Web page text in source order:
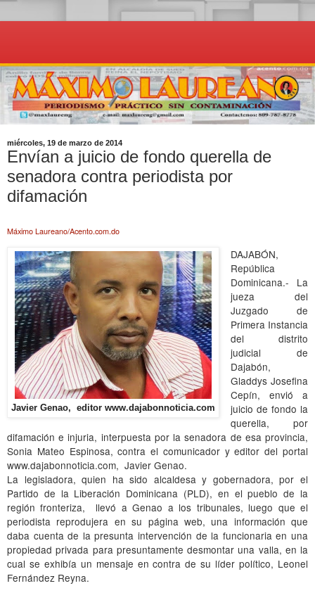
miércoles, 19 de marzo de 2014
Envían a juicio de fondo querella de
senadora contra periodista por
difamación
Máximo Laureano/Acento.com.do
Javier Genao, editor www.dajabonnoticia.com
DAJABÓN,
República
Dominicana.- La
jueza del
Juzgado de
Primera Instancia
del distrito
judicial de
Dajabón,
Gladdys Josefina
Cepín, envió a
juicio de fondo la
querella, por
difamación e injuria, interpuesta por la senadora de esa provincia,
Sonia Mateo Espinosa, contra el comunicador y editor del portal
www.dajabonnoticia.com, Javier Genao.
La legisladora, quien ha sido alcaldesa y gobernadora, por el
Partido de la Liberación Dominicana (PLD), en el pueblo de la
región fronteriza, llevó a Genao a los tribunales, luego que el
periodista reprodujera en su página web, una información que
daba cuenta de la presunta intervención de la funcionaria en una
propiedad privada para presuntamente desmontar una valla, en la
cual se exhibía un mensaje en contra de su líder político, Leonel
Fernández Reyna.